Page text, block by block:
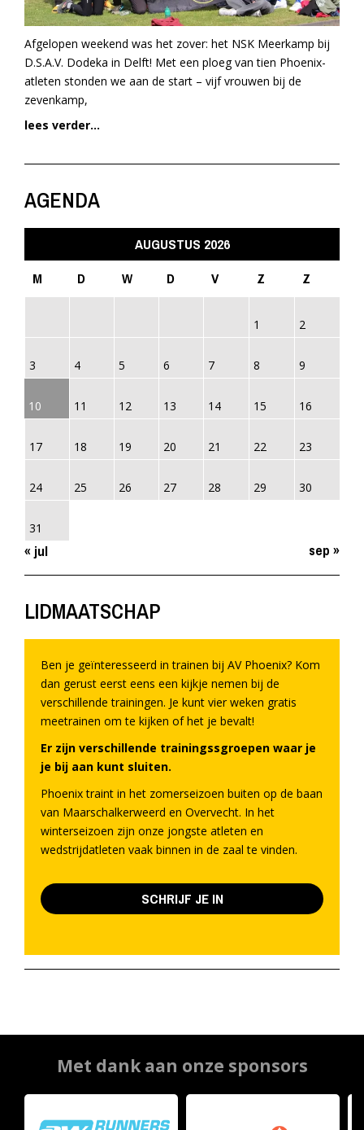
Afgelopen weekend was het zover: het NSK Meerkamp bij
D.S.A.V. Dodeka in Delft! Met een ploeg van tien Phoenix-
atleten stonden we aan de start – vijf vrouwen bij de
zevenkamp,
lees verder...
AGENDA
AUGUSTUS 2026
M
D W D V Z Z
1 2
3 4 5 6 7 8 9
10 11 12 13 14 15 16
17 18 19 20 21 22 23
24 25 26 27 28 29 30
31
« jul sep »
LIDMAATSCHAP
Ben je geïnteresseerd in trainen bij AV Phoenix? Kom
dan gerust eerst eens een kijkje nemen bij de
verschillende trainingen. Je kunt vier weken gratis
meetrainen om te kijken of het je bevalt!
Er zijn verschillende trainingssgroepen waar je
je bij aan kunt sluiten.
Phoenix traint in het zomerseizoen buiten op de baan
van Maarschalkerweerd en Overvecht. In het
winterseizoen zijn onze jongste atleten en
wedstrijdatleten vaak binnen in de zaal te vinden.
SCHRIJF JE IN
Met dank aan onze sponsors